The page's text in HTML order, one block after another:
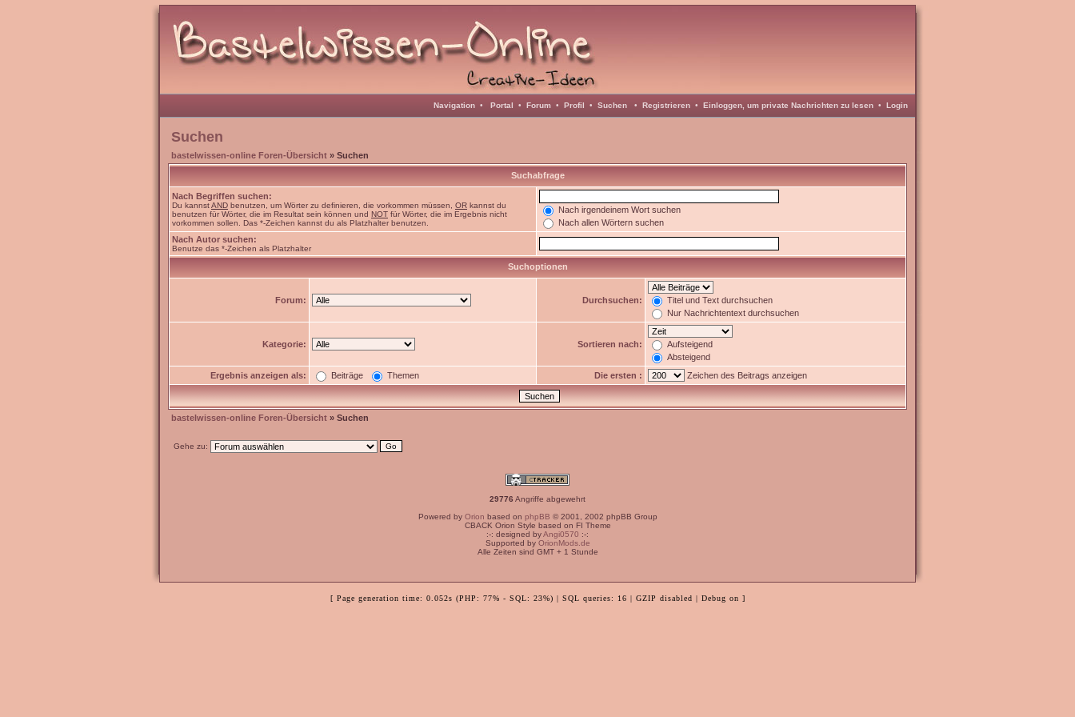
Navigation • Portal • Forum • Profil • Suchen • Registrieren • Einloggen, um private Nachrichten zu lesen • Login
Suchen
bastelwissen-online Foren-Übersicht » Suchen
Suchabfrage
Nach Begriffen suchen:
Du kannstAND benutzen, um Wörter zu definieren, die vorkommen müssen, OR kannst du
benutzen für Wörter, die im Resultat sein können und NOT für Wörter, die im Ergebnis nicht
vorkommen sollen. Das *-Zeichen kannst du als Platzhalter benutzen.
Nach irgendeinem Wort suchen
Nach allen Wörtern suchen
Nach Autor suchen:
Benutze das *-Zeichen als Platzhalter
Suchoptionen
Forum: Durchsuchen:
Titel und Text durchsuchen
Nur Nachrichtentext durchsuchen
Kategorie: Sortieren nach:
Aufsteigend
Absteigend
Ergebnis anzeigen als:
Beiträge Themen Die ersten : Zeichen des Beitrags anzeigen
bastelwissen-online Foren-Übersicht » Suchen
Gehe zu:
29776 Angriffe abgewehrt
Powered by Orion based on phpBB © 2001, 2002 phpBB Group
CBACK Orion Style based on FI Theme
:-: designed byAngi0570 :-:
Supported by OrionMods.de
Alle Zeiten sind GMT + 1 Stunde
[ Page generation time: 0.052s (PHP: 77% - SQL: 23%) | SQL queries: 16 | GZIP disabled | Debug on ]